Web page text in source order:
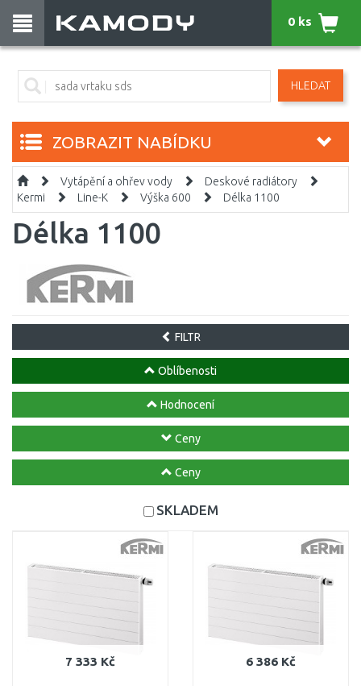
HLEDAT
0 ks
ZOBRAZIT NABÍDKU
Vytápění a ohřev vody
Deskové radiátory
Kermi
Line-K Výška 600 Délka 1100
Délka 1100
FILTR
Oblíbenosti
Hodnocení
Ceny
Ceny
SKLADEM
7 333 Kč 6 386 Kč